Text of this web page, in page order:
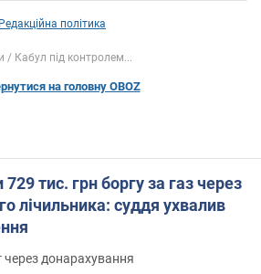
Редакційна політика
Кабул під контролем...
на головну OBOZ
тис. грн боргу за газ через
лічильника: суддя ухвалив
донарахування